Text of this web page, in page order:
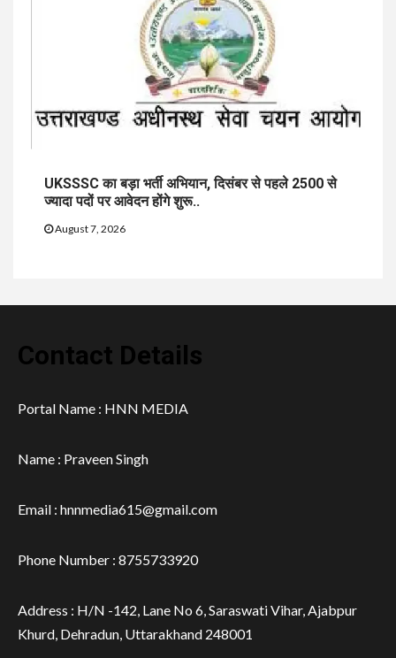
UKSSSC का बड़ा भर्ती अभियान, दिसंबर से पहले 2500 से
ज्यादा पदों पर आवेदन होंगे शुरू..
August 7, 2026
Contact Details
Portal Name : HNN MEDIA
Name : Praveen Singh
Email : hnnmedia615@gmail.com
Phone Number : 8755733920
Address : H/N -142, Lane No 6, Saraswati Vihar, Ajabpur
Khurd, Dehradun, Uttarakhand 248001